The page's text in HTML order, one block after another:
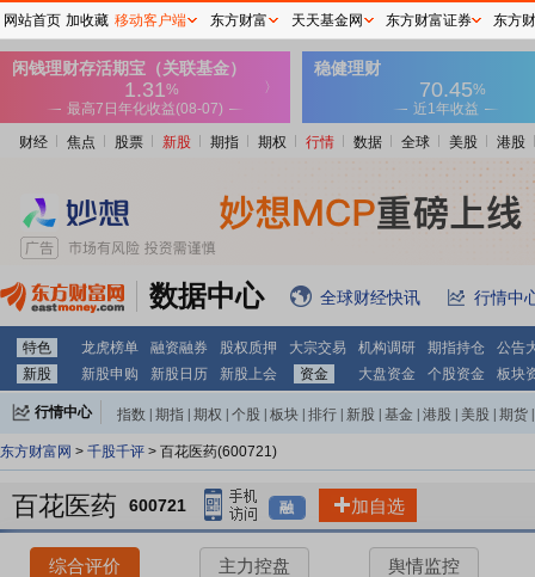
财经 焦点 股票 新股 期指 期权 行情 数据 全球 美股 港股
数据中心 全球财经快讯 行情中
特色 龙虎榜单 融资融券 股权质押 大宗交易 机构调研 期指持仓
公告
新股
新股申购 新股日历 新股上会 资金 大盘资金 个股资金 板块
行情中心 指数 期指 期权 个股 板块 排行 新股 基金 港股 美股 期货
东方财富网 > 千股千评 > 百花医药(600721)
百花医药 600721 融 加自选
综合评价 主力控盘 舆情监控
网站首页 加收藏 移动客户端 东方财富 天天基金网 东方财富证券 东方